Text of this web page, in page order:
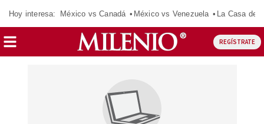
Hoy interesa: México vs Canadá México vs Venezuela La Casa de
REGÍSTRATE